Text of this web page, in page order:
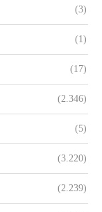
(3)
(1)
(17)
(2.346)
(5)
(3.220)
(2.239)